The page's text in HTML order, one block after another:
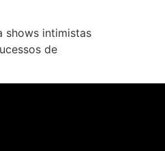
shows intimistas
de